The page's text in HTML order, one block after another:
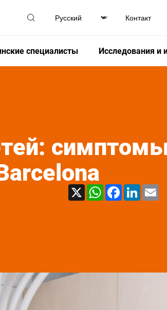
Контакт
специалисты Исследования и
X WhatsAppFacebook
LinkedIn